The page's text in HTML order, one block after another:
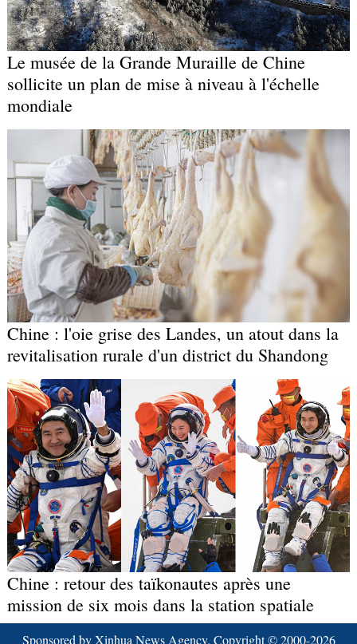
Le musée de la Grande Muraille de Chine
sollicite un plan de mise à niveau à l'échelle
mondiale
Chine : l'oie grise des Landes, un atout dans la
revitalisation rurale d'un district du Shandong
Chine : retour des taïkonautes après une
mission de six mois dans la station spatiale
Sponsored by Xinhua News Agency. Copyright © 2000-2026